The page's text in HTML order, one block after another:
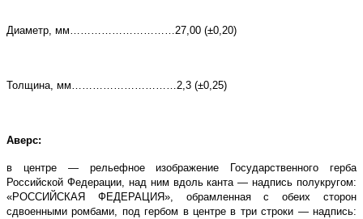
Диаметр, мм…………………………27,00 (±0,20)
Толщина, мм…………………………2,3 (±0,25)
Аверс:
в центре — рельефное изображение Государственного герба
Российской Федерации, над ним вдоль канта — надпись полукругом:
«РОССИЙСКАЯ ФЕДЕРАЦИЯ», обрамленная с обеих сторон
сдвоенными ромбами, под гербом в центре в три строки — надпись: